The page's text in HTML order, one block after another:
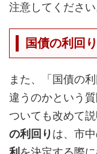
注意してください
国債の利回
また、「国債の
違うのかという
ついても改めて
の利回りは、市